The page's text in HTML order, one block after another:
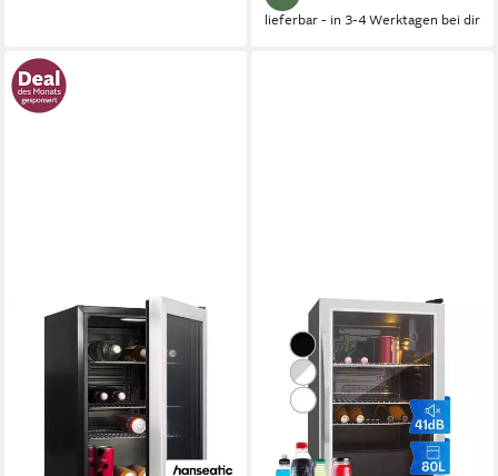
lieferbar - in 3-4 Werktagen bei dir